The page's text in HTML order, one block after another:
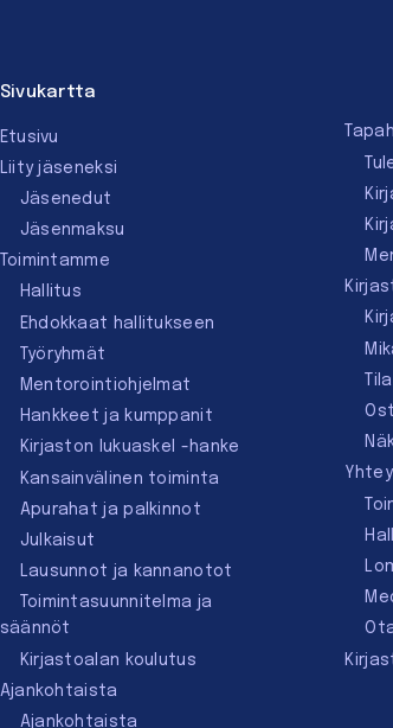
Sivukartta
Etusivu
Liity jäseneksi
Jäsenedut
Jäsenmaksu
Toimintamme
Hallitus
Ehdokkaat hallitukseen
Työryhmät
Mentorointi­ohjelmat
Hankkeet ja kumppanit
Kirjaston lukuaskel -hanke
Kansainvälinen toiminta
Apurahat ja palkinnot
Julkaisut
Lausunnot ja kannanotot
Toimintasuunnitelma ja
säännöt
Kirjastoalan koulutus
Ajankohtaista
Ajankohtaista